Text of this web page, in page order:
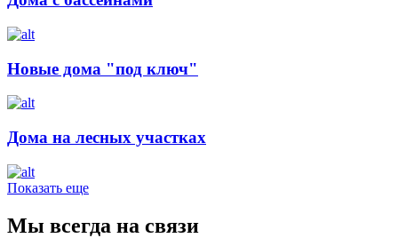
Новые дома "под ключ"
Дома на лесных участках
Показать еще
Мы всегда на связи